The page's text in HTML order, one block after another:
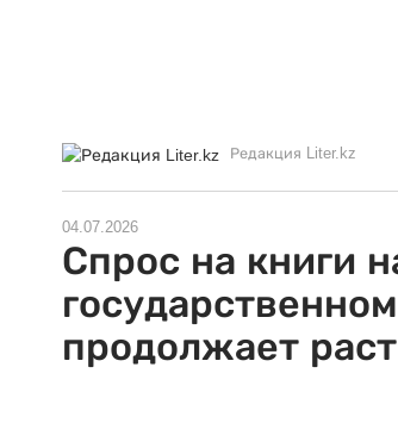
Редакция Liter.kz
04.07.2026
Спрос на книги
продолжает